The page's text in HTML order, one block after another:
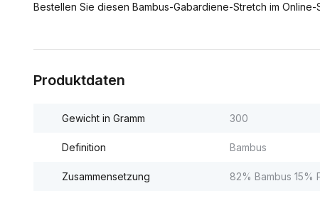
Bestellen Sie diesen Bambus-Gabardiene-Stretch im
Produktdaten
Gewicht in Gramm 300
Definition Bambus
Zusammensetzung 82% Bambus 15%